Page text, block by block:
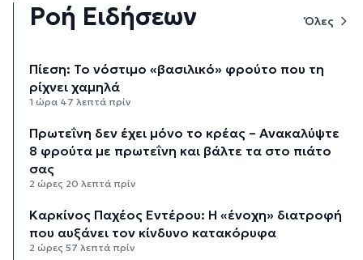
Ροή Ειδήσεων Όλες
Πίεση: Το νόστιμο «βασιλικό» φρούτο που τη
ρίχνει χαμηλά
1 ώρα 47 λεπτά πρίν
Πρωτεΐνη δεν έχει μόνο το κρέας – Ανακαλύψτε
8 φρούτα με πρωτεΐνη και βάλτε τα στο πιάτο
σας
2 ώρες 20 λεπτά πρίν
Καρκίνος Παχέος Εντέρου: Η «ένοχη» διατροφή
που αυξάνει τον κίνδυνο κατακόρυφα
2 ώρες 57 λεπτά πρίν